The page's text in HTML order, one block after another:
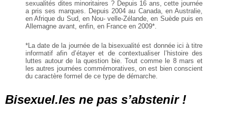
sexualités dites minoritaires ? Depuis 16 ans, cette journée
a pris ses marques.
Depuis 2004 au Canada, en Australie,
en Afrique du Sud, en Nou‐ velle-Zélande, en Suède puis en
Allemagne avant, enfin, en France en 2009*.
*La date de la journée de la bisexualité est donnée ici à titre
informatif afin d’étayeret de contextualiser l’histoire des
luttes autour de la question bie. Tout comme le 8 mars et
les autres journées commémoratives, on est bien conscient
du caractère formel de ce type de démarche.
Bisexuel.les ne pas s’abstenir !